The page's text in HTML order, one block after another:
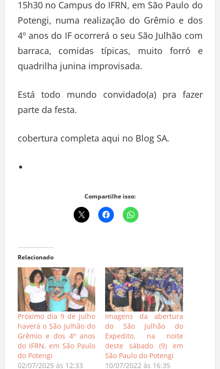
15h30 no Campus do IFRN, em São Paulo do
Potengi, numa realização do Grêmio e dos
4º anos do IF ocorrerá o seu São Julhão com
barraca, comidas típicas, muito forró e
quadrilha junina improvisada.
Está todo mundo convidado(a) pra fazer
parte da festa.
cobertura completa aqui no Blog SA.
Compartilhe isso:
Relacionado
Próximo dia 9 de julho
haverá o São Julhão do
Grêmio e dos 4º anos
do IFRN, em São Paulo
do Potengi
Imagens da abertura
do São Julhão do
Expedito, na noite
deste sábado (9) em
São Paulo do Potengi